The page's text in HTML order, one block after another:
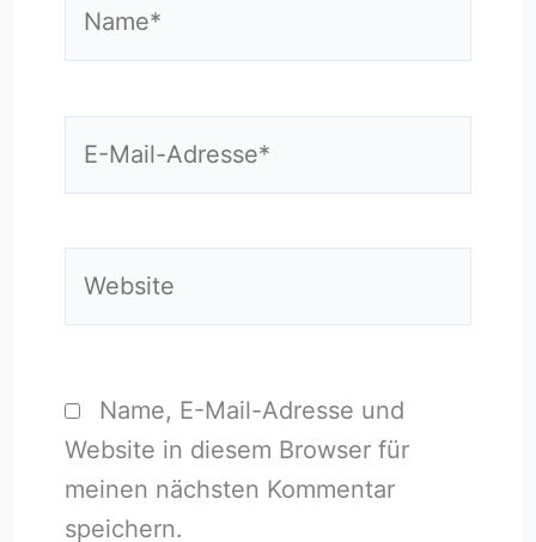
Name, E-Mail-Adresse und
Website in diesem Browser für
meinen nächsten Kommentar
speichern.